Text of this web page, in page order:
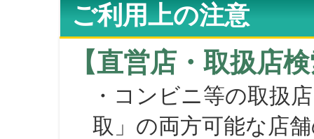
ご利用上の注意
【直営店・取扱店
・コンビニ等の取扱
取」の両方可能な店